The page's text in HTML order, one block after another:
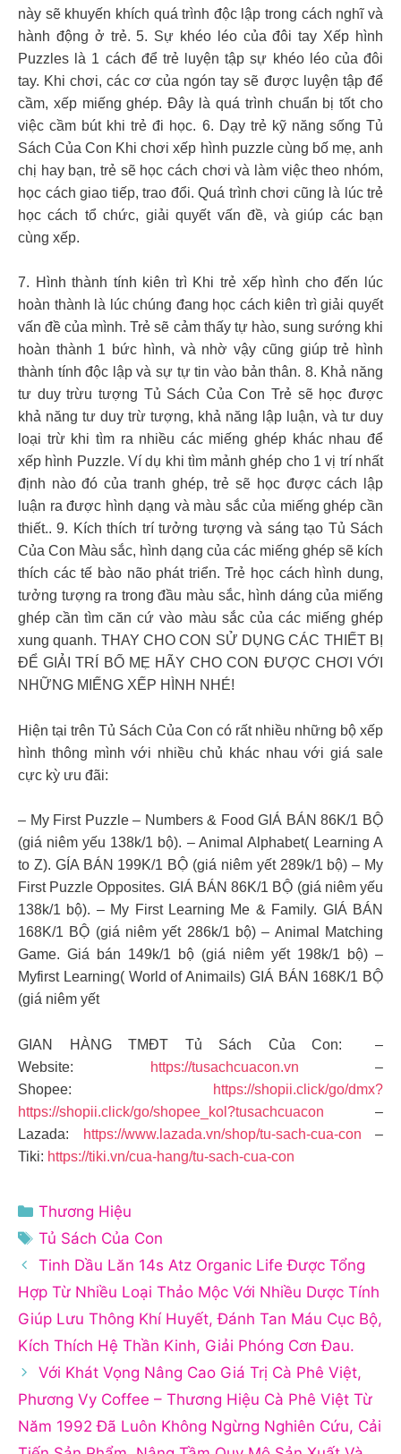
này sẽ khuyến khích quá trình độc lập trong cách nghĩ và
hành động ở trẻ. 5. Sự khéo léo của đôi tay Xếp hình
Puzzles là 1 cách để trẻ luyện tập sự khéo léo của đôi
tay. Khi chơi, các cơ của ngón tay sẽ được luyện tập để
cầm, xếp miếng ghép. Đây là quá trình chuẩn bị tốt cho
việc cầm bút khi trẻ đi học. 6. Dạy trẻ kỹ năng sống Tủ
Sách Của Con Khi chơi xếp hình puzzle cùng bố mẹ, anh
chị hay bạn, trẻ sẽ học cách chơi và làm việc theo nhóm,
học cách giao tiếp, trao đổi. Quá trình chơi cũng là lúc trẻ
học cách tổ chức, giải quyết vấn đề, và giúp các bạn
cùng xếp.
7. Hình thành tính kiên trì Khi trẻ xếp hình cho đến lúc
hoàn thành là lúc chúng đang học cách kiên trì giải quyết
vấn đề của mình. Trẻ sẽ cảm thấy tự hào, sung sướng khi
hoàn thành 1 bức hình, và nhờ vậy cũng giúp trẻ hình
thành tính độc lập và sự tự tin vào bản thân. 8. Khả năng
tư duy trừu tượng Tủ Sách Của Con Trẻ sẽ học được
khả năng tư duy trừ tượng, khả năng lập luận, và tư duy
loại trừ khi tìm ra nhiều các miếng ghép khác nhau để
xếp hình Puzzle. Ví dụ khi tìm mảnh ghép cho 1 vị trí nhất
định nào đó của tranh ghép, trẻ sẽ học được cách lập
luận ra được hình dạng và màu sắc của miếng ghép cần
thiết.. 9. Kích thích trí tưởng tượng và sáng tạo Tủ Sách
Của Con Màu sắc, hình dạng của các miếng ghép sẽ kích
thích các tế bào não phát triển. Trẻ học cách hình dung,
tưởng tượng ra trong đầu màu sắc, hình dáng của miếng
ghép cần tìm căn cứ vào màu sắc của các miếng ghép
xung quanh. THAY CHO CON SỬ DỤNG CÁC THIẾT BỊ
ĐỂ GIẢI TRÍ BỐ MẸ HÃY CHO CON ĐƯỢC CHƠI VỚI
NHỮNG MIẾNG XẾP HÌNH NHÉ!
Hiện tại trên Tủ Sách Của Con có rất nhiều những bộ xếp
hình thông mình với nhiều chủ khác nhau với giá sale
cực kỳ ưu đãi:
– My First Puzzle – Numbers & Food GIÁ BÁN 86K/1 BỘ
(giá niêm yếu 138k/1 bộ). – Animal Alphabet( Learning A
to Z). GÍA BÁN 199K/1 BỘ (giá niêm yết 289k/1 bộ) – My
First Puzzle Opposites. GIÁ BÁN 86K/1 BỘ (giá niêm yếu
138k/1 bộ). – My First Learning Me & Family. GIÁ BÁN
168K/1 BỘ (giá niêm yết 286k/1 bộ) – Animal Matching
Game. Giá bán 149k/1 bộ (giá niêm yết 198k/1 bộ) –
Myfirst Learning( World of Animails) GIÁ BÁN 168K/1 BỘ
(giá niêm yết
GIAN HÀNG TMĐT Tủ Sách Của Con: –
Website:
https://tusachcuacon.vn –
Shopee:
https://shopii.click/go/dmx?
https://shopii.click/go/shopee_kol?tusachcuacon –
Lazada:
https://www.lazada.vn/shop/tu-sach-cua-con –
Tiki: https://tiki.vn/cua-hang/tu-sach-cua-con
Danh
mục
Thương Hiệu
Thẻ
Tủ Sách Của Con
Tinh Dầu Lăn 14s Atz Organic Life Được Tổng
Hợp Từ Nhiều Loại Thảo Mộc Với Nhiều Dược Tính
Giúp Lưu Thông Khí Huyết, Đánh Tan Máu Cục Bộ,
Kích Thích Hệ Thần Kinh, Giải Phóng Cơn Đau.
Với Khát Vọng Nâng Cao Giá Trị Cà Phê Việt,
Phương Vy Coffee – Thương Hiệu Cà Phê Việt Từ
Năm 1992 Đã Luôn Không Ngừng Nghiên Cứu, Cải